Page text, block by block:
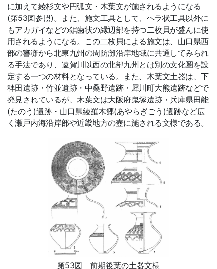
に加えて綾杉文や円弧文・木葉文が施されるようになる
(第53図参照)。また、施文工具として、ヘラ状工具以外に
もアカガイなどの鋸歯状の縁辺部を持つ二枚貝が盛んに使
用されるようになる。この二枚貝による施文は、山口県西
部の響灘から北東九州の周防灘沿岸地域に共通してみられ
る手法であり、遠賀川以西の北部九州とは別の文化圏を設
定する一つの材料となっている。また、木葉文土器は、下
稗田遺跡・竹並遺跡・中桑野遺跡・犀川町大熊遺跡などで
発見されているが、木葉文は大阪府鬼塚遺跡・兵庫県田能
(たのう)遺跡・山口県綾羅木郷(あやらぎごう)遺跡など広
く瀬戸内海沿岸部や近畿地方の壺に施される文様である。
第53図 前期後葉の土器文様